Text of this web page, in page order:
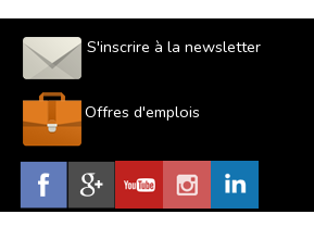
S'inscrire à la newsletter
Offres d'emplois